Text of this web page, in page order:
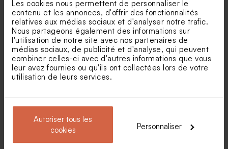
Les cookies nous permettent de personnaliser le
contenu et les annonces, d'offrir des fonctionnalités
relatives aux médias sociaux et d'analyser notre trafic.
Nous partageons également des informations sur
l'utilisation de notre site avec nos partenaires de
médias sociaux, de publicité et d'analyse, qui peuvent
combiner celles-ci avec d'autres informations que vous
leur avez fournies ou qu'ils ont collectées lors de votre
utilisation de leurs services.
Autoriser tous les
cookies
Personnaliser
Ajoutez des dragées.
Pour sublimer vos contenants,
garnissez-les de jolis dragées et
bonbons colorés.
Je découvre